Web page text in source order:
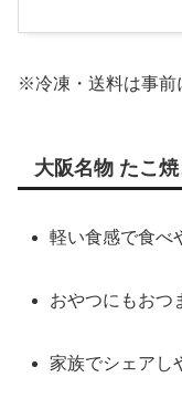
※冷凍・送料は事前
大阪名物 たこ
軽い食感で食べ
おやつにもおつ
家族でシェアし